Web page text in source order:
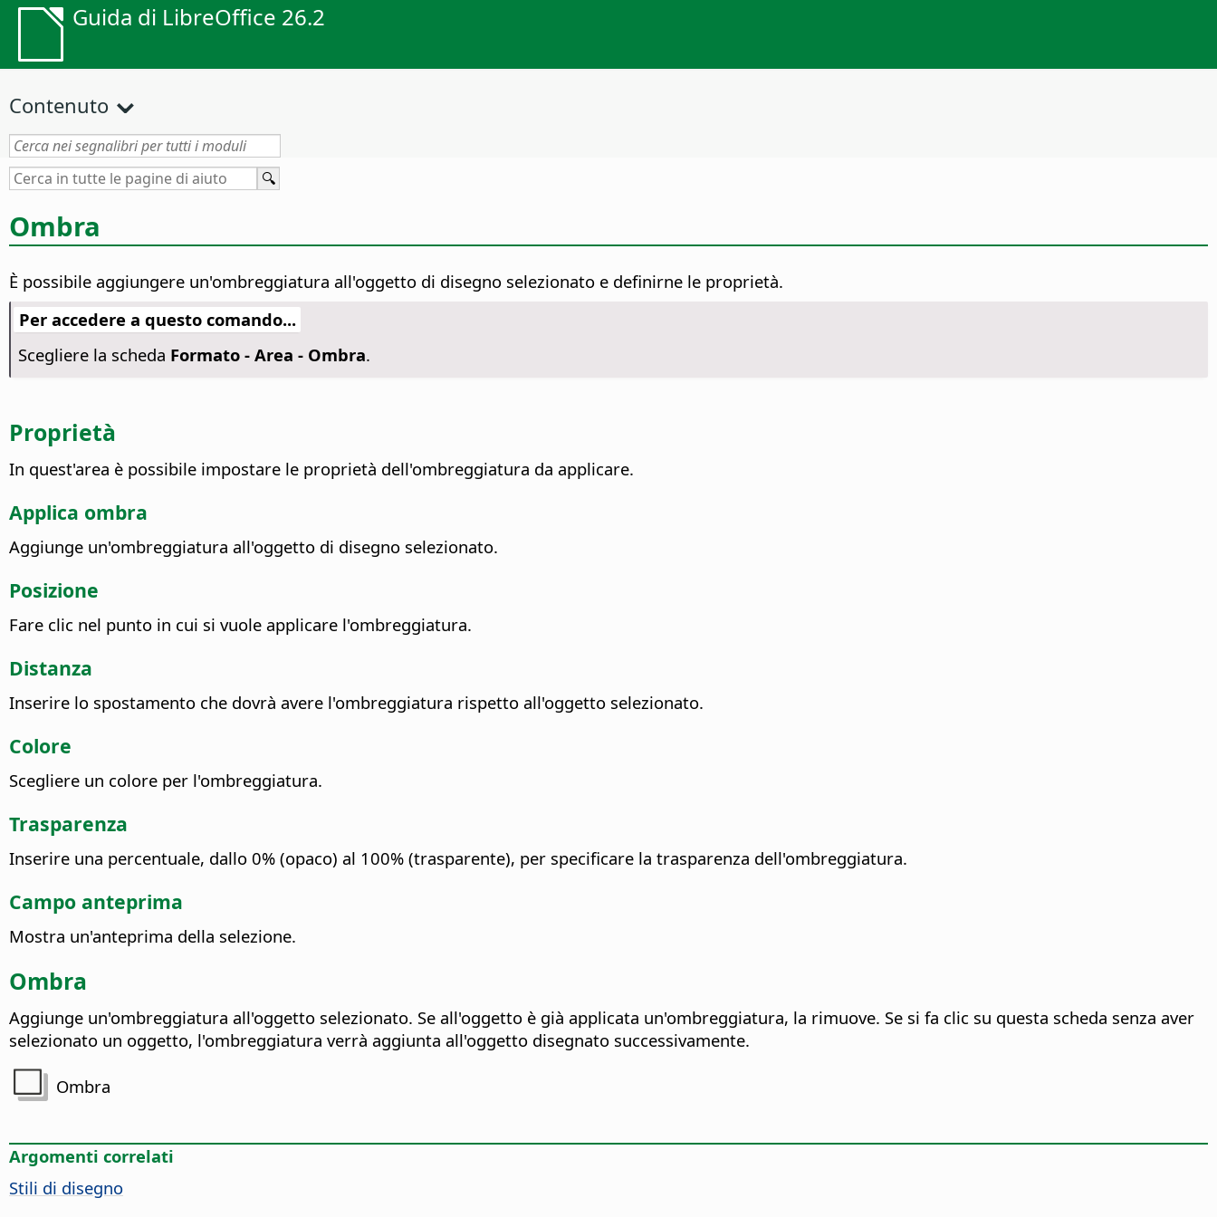
Guida di LibreOffice 26.2
Contenuto
Ombra
È possibile aggiungere un'ombreggiatura all'oggetto di disegno selezionato e definirne le proprietà.
Per accedere a questo comando...
Scegliere la scheda Formato - Area - Ombra.
Proprietà
In quest'area è possibile impostare le proprietà dell'ombreggiatura da applicare.
Applica ombra
Aggiunge un'ombreggiatura all'oggetto di disegno selezionato.
Posizione
Fare clic nel punto in cui si vuole applicare l'ombreggiatura.
Distanza
Inserire lo spostamento che dovrà avere l'ombreggiatura rispetto all'oggetto selezionato.
Colore
Scegliere un colore per l'ombreggiatura.
Trasparenza
Inserire una percentuale, dallo 0% (opaco) al 100% (trasparente), per specificare la trasparenza dell'ombreggiatura.
Campo anteprima
Mostra un'anteprima della selezione.
Ombra
Aggiunge un'ombreggiatura all'oggetto selezionato. Se all'oggetto è già applicata un'ombreggiatura, la rimuove. Se si fa clic su questa scheda senza aver
selezionato un oggetto, l'ombreggiatura verrà aggiunta all'oggetto disegnato successivamente.
Ombra
Argomenti correlati
Stili di disegno